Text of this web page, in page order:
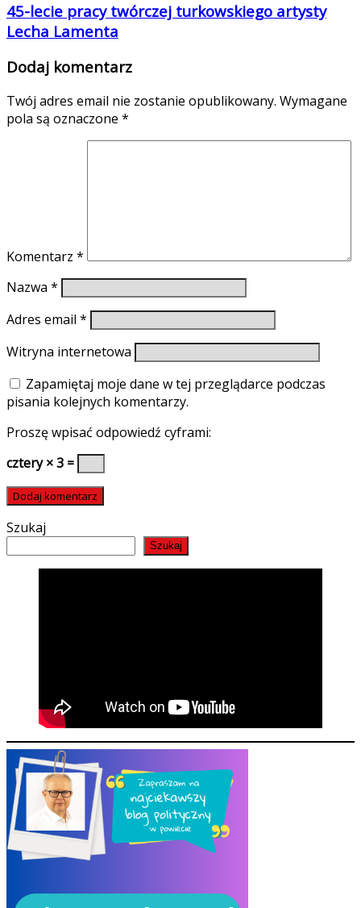
45-lecie pracy twórczej turkowskiego artysty
Lecha Lamenta
Dodaj komentarz
Twój adres email nie zostanie opublikowany. Wymagane
pola są oznaczone *
Komentarz *
Nazwa *
Adres email *
Witryna internetowa
Zapamiętaj moje dane w tej przeglądarce podczas
pisania kolejnych komentarzy.
Proszę wpisać odpowiedź cyframi:
cztery × 3 =
Szukaj
Szukaj